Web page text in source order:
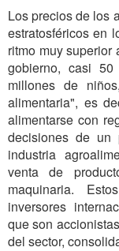
Los precios de los
estratosféricos en
ritmo muy
gobierno, casi
millones de
alimentaria", es
alimentarse con
decisiones de un
industria
venta de
maquinaria.
inversores
que son
del sector,